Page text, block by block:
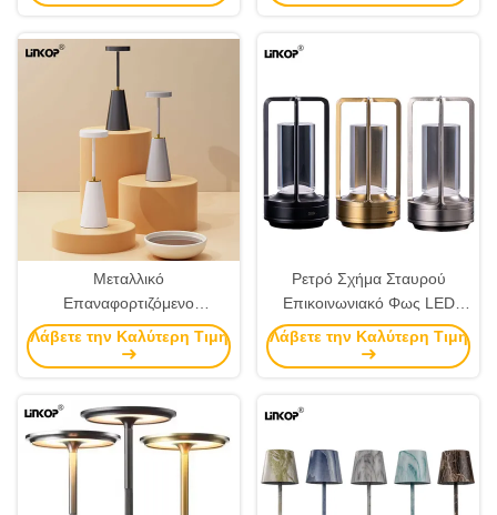
Μεταλλικό
Επαναφορτιζόμενο
Επιτραπέζιο Φωτιστικό LED,
Επιτραπέζιο Φωτιστικό με
3000K 4500K 6000K
Λάβετε την Καλύτερη Τιμή
Ρετρό Σχήμα Σταυρού
Επικοινωνιακό Φως LED
Τριχρώματος Ελαφρώσιμο
Φως Γραφείου LED Με
Λάβετε την Καλύτερη Τιμή